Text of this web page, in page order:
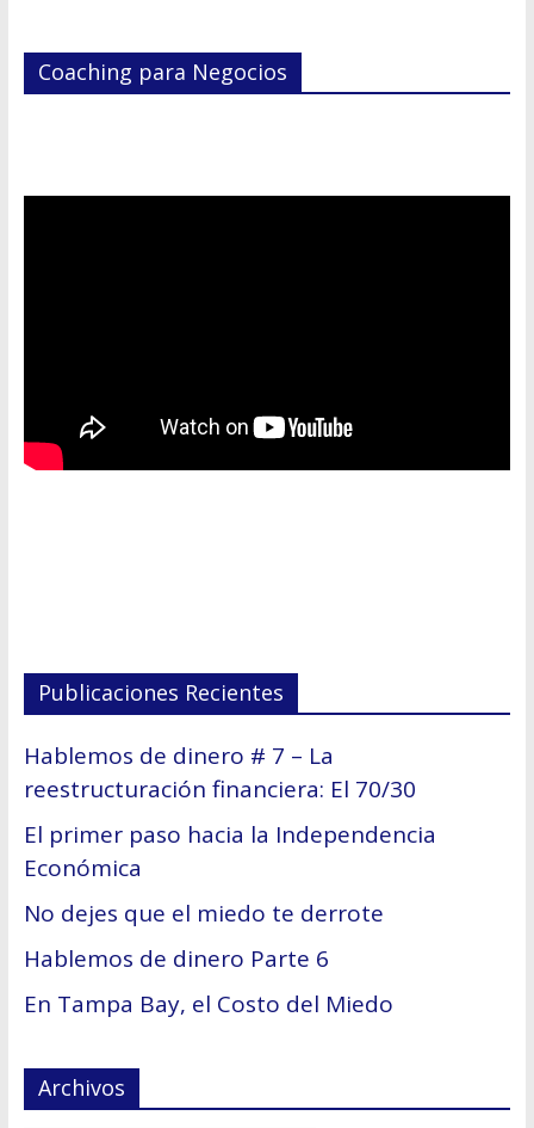
Coaching para Negocios
Publicaciones Recientes
Hablemos de dinero # 7 – La
reestructuración financiera: El 70/30
El primer paso hacia la Independencia
Económica
No dejes que el miedo te derrote
Hablemos de dinero Parte 6
En Tampa Bay, el Costo del Miedo
Archivos